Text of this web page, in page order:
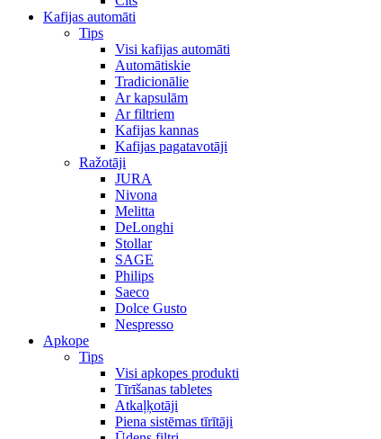
Kafijas automāti
Tips
Visi kafijas automāti
Automātiskie
Tradicionālie
Ar kapsulām
Ar filtriem
Kafijas kannas
Kafijas pagatavotāji
Ražotāji
JURA
Nivona
Melitta
DeLonghi
Stollar
SAGE
Philips
Saeco
Dolce Gusto
Nespresso
Apkope
Tips
Visi apkopes produkti
Tīrīšanas tabletes
Atkaļķotāji
Piena sistēmas tīrītāji